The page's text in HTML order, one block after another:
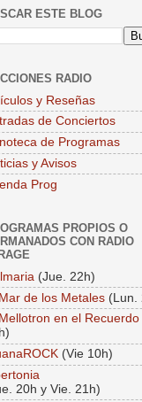
ESTE BLOG
RADIO
y Reseñas
de Conciertos
de Programas
y Avisos
Prog
PROPIOS O
CON RADIO
(Jue. 22h)
de los Metales (Lun.
en el Recuerdo
(Vie 10h)
20h y Vie. 21h)